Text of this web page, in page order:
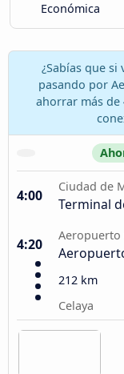
Económica
¿Sabías que si
pasando por
ahorrar más de
4:00
Ciudad de
Terminal
4:20
Aeropuerto
212 km
Celaya